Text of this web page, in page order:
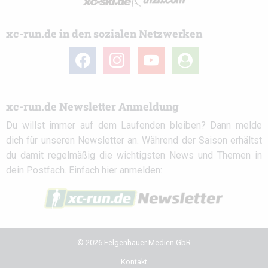
xc-run.de in den sozialen Netzwerken
facebook instagramyoutube
user-
circle
xc-run.de Newsletter Anmeldung
Du willst immer auf dem Laufenden bleiben? Dann melde
dich für unseren Newsletter an. Während der Saison erhältst
du damit regelmäßig die wichtigsten News und Themen in
dein Postfach. Einfach hier anmelden:
© 2026 Felgenhauer Medien GbR
Kontakt